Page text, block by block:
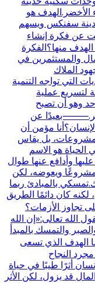
الأخضر.الهدف هو
سفنكس ويسهم
عن فكرة إنشاء
منها؟الفكرة
والمستثمرين في
الملاك
التي تواجه التنمية
لتسريع عملية
وهو أن تصبح
عن
مؤمن أن
مشروعات، بل يقاس
الحياة هو الاسم
وأدافع عنها طوال
مشروعًا ويعوضه، لكن
بالمبادئ ربما
كان دائمًا الطريق
الأزمات؟
الله تعالى:«إن الله
والتمسك بالمبدأ
الهدف الذي تسعى
النجاح
أثرًا طيبًا في حياة
قد يزول، لكن الأثر